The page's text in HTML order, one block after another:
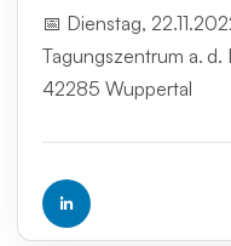
📅 Dienstag,
Tagungszentrum a.
42285 Wuppertal